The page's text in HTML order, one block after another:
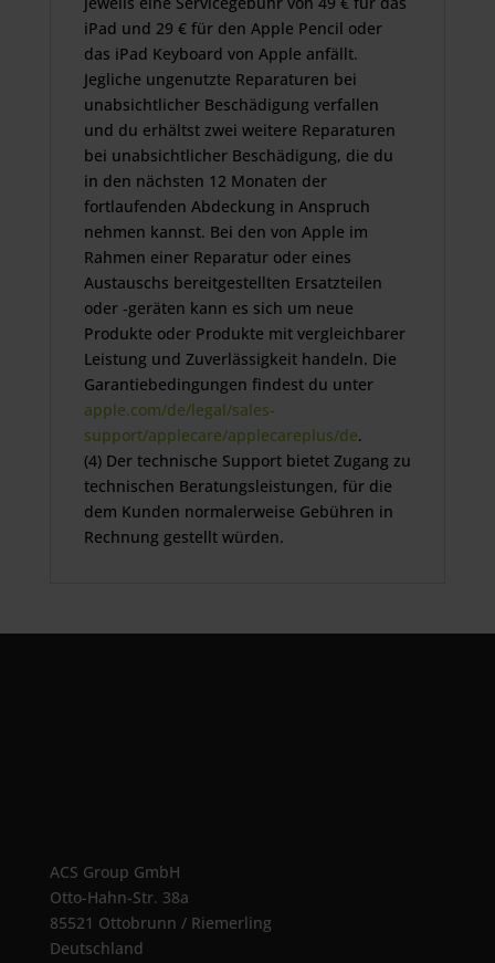
iPad und 29 € für den Apple Pencil oder
das iPad Keyboard von Apple anfällt.
Jegliche ungenutzte Reparaturen bei
unabsichtlicher Beschädigung verfallen
und du erhältst zwei weitere Reparaturen
bei unabsichtlicher Beschädigung, die du
in den nächsten 12 Monaten der
fortlaufenden Abdeckung in Anspruch
nehmen kannst. Bei den von Apple im
Rahmen einer Reparatur oder eines
Austauschs bereitgestellten Ersatzteilen
oder ‑geräten kann es sich um neue
Produkte oder Produkte mit vergleichbarer
Leistung und Zuverlässigkeit handeln. Die
Garantiebedingungen findest du unter
apple.com/de/legal/sales-
support/applecare/applecareplus/de.
(4) Der technische Support bietet Zugang zu
technischen Beratungsleistungen, für die
dem Kunden normalerweise Gebühren in
Rechnung gestellt würden.
ACS Group GmbH
Otto-Hahn-Str. 38a
85521 Ottobrunn / Riemerling
Deutschland